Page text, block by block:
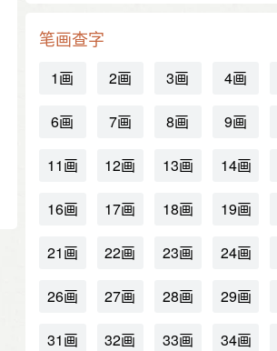
笔画查字
1画 2画 3画 4画
6画 7画 8画 9画
11画 12画 13画 14画
16画 17画 18画 19画
21画 22画 23画 24画
26画 27画 28画 29画
31画 32画 33画 34画